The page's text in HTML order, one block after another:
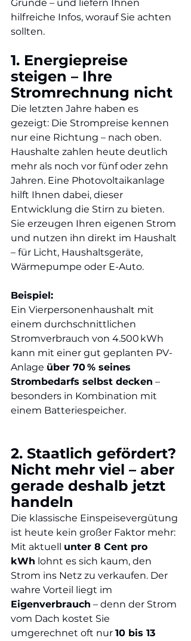
Gründe – und liefern Ihnen
hilfreiche Infos, worauf Sie achten
sollten.
1. Energiepreise
steigen – Ihre
Stromrechnung nicht
Die letzten Jahre haben es
gezeigt: Die Strompreise kennen
nur eine Richtung – nach oben.
Haushalte zahlen heute deutlich
mehr als noch vor fünf oder zehn
Jahren. Eine Photovoltaikanlage
hilft Ihnen dabei, dieser
Entwicklung die Stirn zu bieten.
Sie erzeugen Ihren eigenen Strom
und nutzen ihn direkt im Haushalt
– für Licht, Haushaltsgeräte,
Wärmepumpe oder E-Auto.
Beispiel:
Ein Vierpersonenhaushalt mit
einem durchschnittlichen
Stromverbrauch von 4.500 kWh
kann mit einer gut geplanten PV-
Anlage über 70 % seines
Strombedarfs selbst decken –
besonders in Kombination mit
einem Batteriespeicher.
2. Staatlich gefördert?
Nicht mehr viel – aber
gerade deshalb jetzt
handeln
Die klassische Einspeisevergütung
ist heute kein großer Faktor mehr:
Mit aktuell unter 8 Cent pro
kWh lohnt es sich kaum, den
Strom ins Netz zu verkaufen. Der
wahre Vorteil liegt im
Eigenverbrauch – denn der Strom
vom Dach kostet Sie
umgerechnet oft nur 10 bis 13